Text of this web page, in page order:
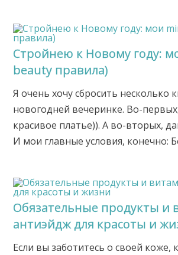
Стройнею к Новому году:
beauty правила)
Я очень хочу сбросить несколько
новогодней вечеринке. Во-
красивое платье)). А во-вторых,
И мои главные условия, конечно:
Обязательные продукты и
антиэйдж для красоты и
Если вы заботитесь о своей коже,